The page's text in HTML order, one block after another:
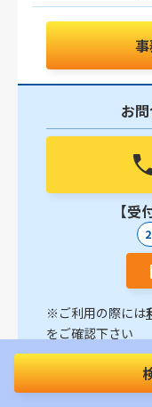
お
【
※ご利用の際には
をご確認下さい
【宇都宮市の法律
た損害賠償請求の